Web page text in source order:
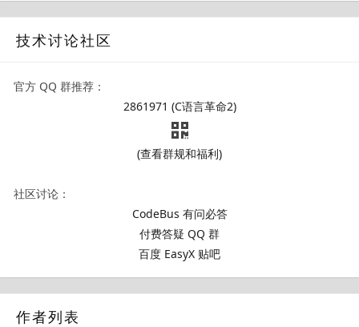
技术讨论社区
官方 QQ 群推荐：
2861971 (C语言革命2)
(查看群规和福利)
社区讨论：
CodeBus 有问必答
付费答疑 QQ 群
百度 EasyX 贴吧
作者列表